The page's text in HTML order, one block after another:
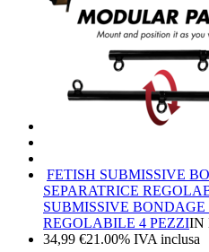
FETISH SUBMISSIVE
SEPARATRICE
SUBMISSIVE
REGOLABILE 4 PEZZIIN
34,99 €21.00% IVA inclusa